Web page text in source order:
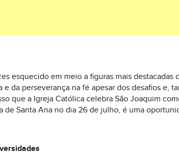
esquecido em meio a figuras mais
da perseverança na fé apesar dos desafios e,
que a Igreja Católica celebra São Joaquim
Santa Ana no dia 26 de julho, é uma